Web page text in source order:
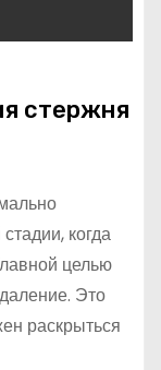
стержня
когда
целью
Это
раскрыться